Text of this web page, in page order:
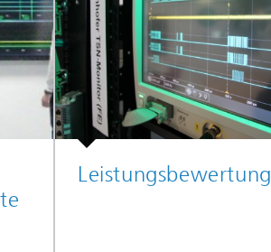
Leistungsbewertung